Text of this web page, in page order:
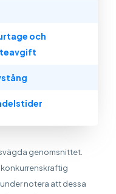
och
genomsnittet.
konkurrenskraftig
notera att dessa